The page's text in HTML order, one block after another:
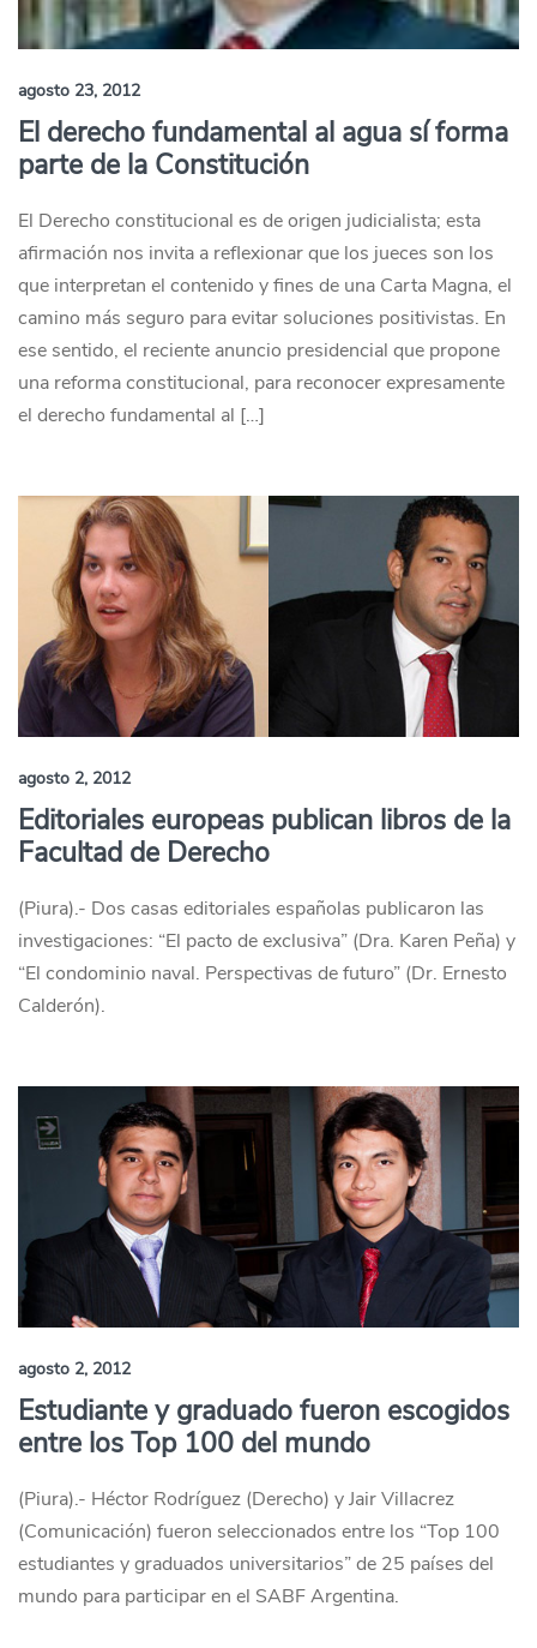
agosto 23, 2012
El derecho fundamental al agua sí forma
parte de la Constitución
El Derecho constitucional es de origen judicialista; esta
afirmación nos invita a reflexionar que los jueces son los
que interpretan el contenido y fines de una Carta Magna, el
camino más seguro para evitar soluciones positivistas. En
ese sentido, el reciente anuncio presidencial que propone
una reforma constitucional, para reconocer expresamente
el derecho fundamental al […]
agosto 2, 2012
Editoriales europeas publican libros de la
Facultad de Derecho
(Piura).- Dos casas editoriales españolas publicaron las
investigaciones: “El pacto de exclusiva” (Dra. Karen Peña) y
“El condominio naval. Perspectivas de futuro” (Dr. Ernesto
Calderón).
agosto 2, 2012
Estudiante y graduado fueron escogidos
entre los Top 100 del mundo
(Piura).- Héctor Rodríguez (Derecho) y Jair Villacrez
(Comunicación) fueron seleccionados entre los “Top 100
estudiantes y graduados universitarios” de 25 países del
mundo para participar en el SABF Argentina.